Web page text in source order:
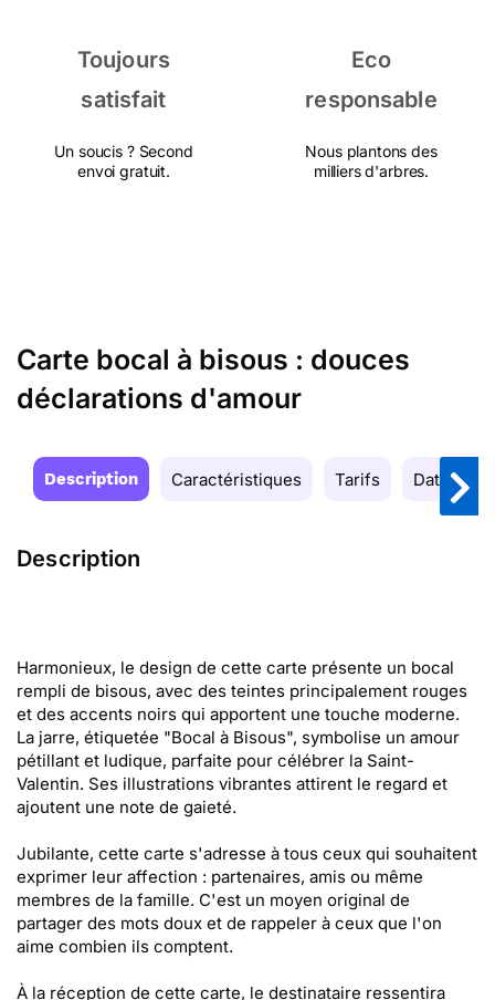
Toujours
satisfait
Un soucis ? Second
envoi gratuit.
Eco
responsable
Nous plantons des
milliers d'arbres.
Carte bocal à bisous : douces
déclarations d'amour
Description Caractéristiques Tarifs Date de
Description
Harmonieux, le design de cette carte présente un bocal
rempli de bisous, avec des teintes principalement rouges
et des accents noirs qui apportent une touche moderne.
La jarre, étiquetée "Bocal à Bisous", symbolise un amour
pétillant et ludique, parfaite pour célébrer la Saint-
Valentin. Ses illustrations vibrantes attirent le regard et
ajoutent une note de gaieté.
Jubilante, cette carte s'adresse à tous ceux qui souhaitent
exprimer leur affection : partenaires, amis ou même
membres de la famille. C'est un moyen original de
partager des mots doux et de rappeler à ceux que l'on
aime combien ils comptent.
À la réception de cette carte, le destinataire ressentira